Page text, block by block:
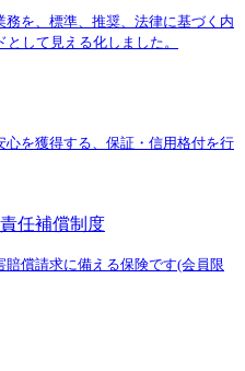
を、標準、推奨、法律に基づく内
して見える化しました。
を獲得する、保証・信用格付を行
任補償制度
償請求に備える保険です(会員限